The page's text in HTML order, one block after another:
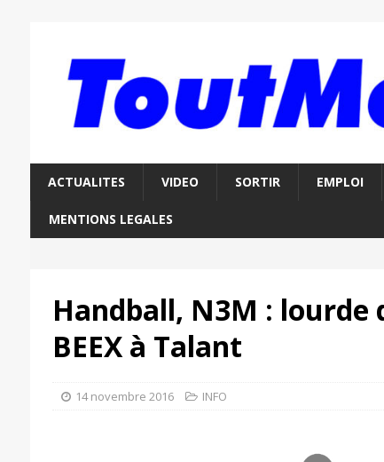
ACTUALITES VIDEO SORTIR EMPLOI
MENTIONS LEGALES
Handball, N3M : lourde
BEEX à Talant
14 novembre 2016 INFO